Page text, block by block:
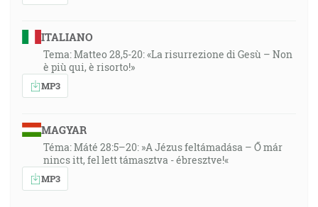
ITALIANO
Tema: Matteo 28,5-20: «La risurrezione di Gesù – Non
è più qui, è risorto!»
MP3
MAGYAR
Téma: Máté 28:5–20: »A Jézus feltámadása – Ő már
nincs itt, fel lett támasztva - ébresztve!«
MP3